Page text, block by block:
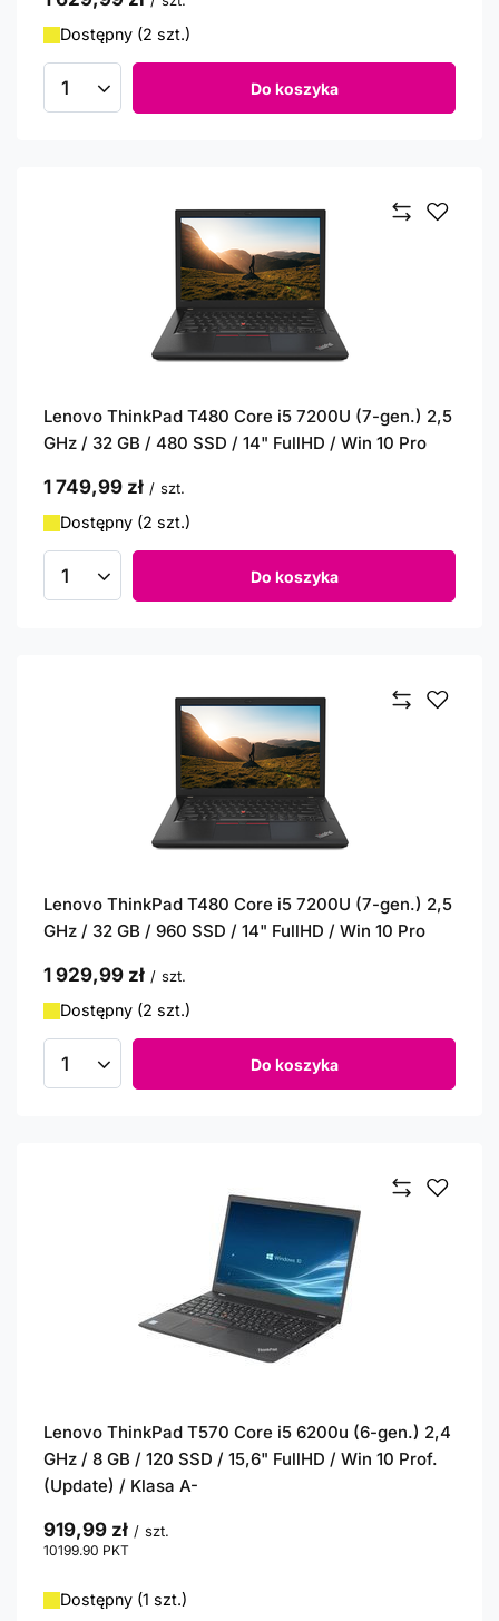
Dostępny (2 szt.)
Ilość produktów Do koszyka
Lenovo ThinkPad T480 Core i5 7200U (7-gen.) 2,5
GHz / 32 GB / 480 SSD / 14" FullHD / Win 10 Pro
1 749,99 zł / szt.
Dostępny (2 szt.)
Ilość produktów Do koszyka
Lenovo ThinkPad T480 Core i5 7200U (7-gen.) 2,5
GHz / 32 GB / 960 SSD / 14" FullHD / Win 10 Pro
1 929,99 zł / szt.
Dostępny (2 szt.)
Ilość produktów Do koszyka
Lenovo ThinkPad T570 Core i5 6200u (6-gen.) 2,4
GHz / 8 GB / 120 SSD / 15,6" FullHD / Win 10 Prof.
(Update) / Klasa A-
919,99 zł / szt.
10199.90 PKT
Dostępny (1 szt.)